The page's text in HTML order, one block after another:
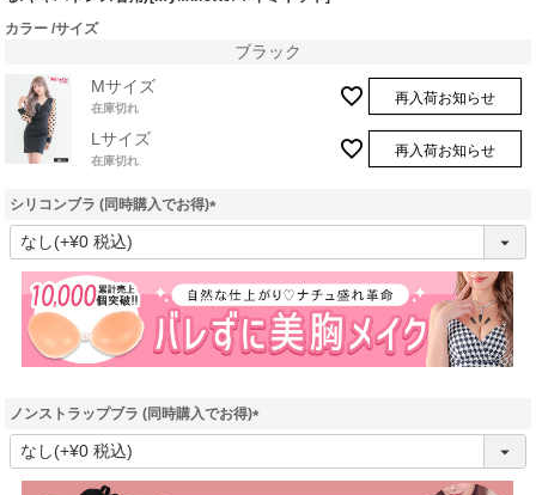
カラー サイズ
ブラック
Mサイズ
在庫切れ
再入荷お知らせ
Lサイズ
在庫切れ
再入荷お知らせ
シリコンブラ (同時購入でお得)
(
須
)
ノンストラップブラ (同時購入でお得)
(
須